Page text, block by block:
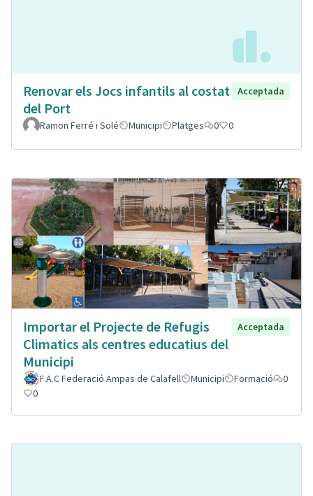
Renovar els Jocs infantils al costat
del Port
Acceptada
Ramon Ferré i Solé Municipi Platges 0 0
Importar el Projecte de Refugis
Climatics als centres educatius del
Municipi
Acceptada
F.A.C Federació Ampas de Calafell Municipi Formació
0
0